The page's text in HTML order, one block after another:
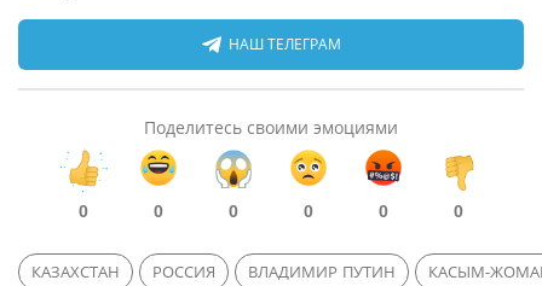
НАШ ТЕЛЕГРАМ
Поделитесь своими эмоциями
0 0 0 0 0 0
КАЗАХСТАН РОССИЯ ВЛАДИМИР ПУТИН КАСЫМ-